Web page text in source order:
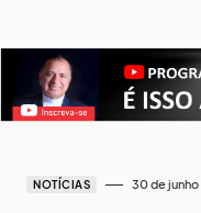
NOTÍCIAS 30 de